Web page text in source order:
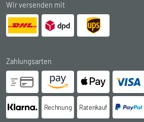
Wir versenden mit
Zahlungsarten
Rechnung Ratenkauf